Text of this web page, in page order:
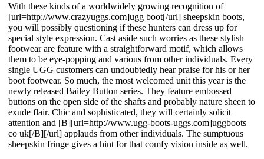
With these kinds of a worldwidely growing recognition of
[url=http://www.crazyuggs.com]ugg boot[/url] sheepskin boots,
you will possibly questioning if these hunters can dress up for
special style expression. Cast aside such worries as these stylish
footwear are feature with a straightforward motif, which allows
them to be eye-popping and various from other individuals. Every
single UGG customers can undoubtedly hear praise for his or her
boot footwear. So much, the most welcomed unit this year is the
newly released Bailey Button series. They feature embossed
buttons on the open side of the shafts and probably nature sheen to
exude flair. Chic and sophisticated, they will certainly solicit
attention and [B][url=http://www.ugg-boots-uggs.com]uggboots
co uk[/B][/url] applauds from other individuals. The sumptuous
sheepskin fringe gives a hint for that comfy vision inside as well.